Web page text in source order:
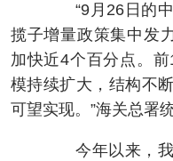
“9月26日的中共
揽子增量政策集中发
加快近4个百分点。
模持续扩大，结构不
可望实现。”海关总署
今年以来，我国